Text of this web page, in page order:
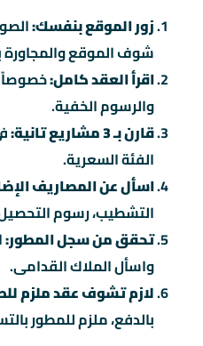
زور الموقع بنفسك:
شوف الموقع
اقرأ العقد كامل:خصوصاً
والرسوم الخفية.
قارن بـ 3 مشاريع تانية:
الفئة السعرية.
اسأل عن المصاريف
التشطيب، رسوم
تحقق من سجل المطور:
واسأل الملاك القدامى.
لازم تشوف عقد ملزم
بالدفع، ملزم للمطور